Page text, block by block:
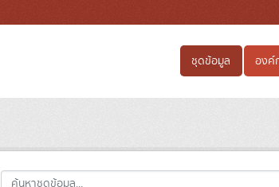
ชุดข้อมูล องค์